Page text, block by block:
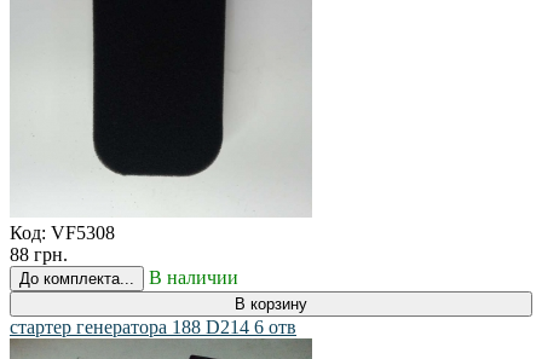
Код: VF5308
88 грн.
До комплекта... В наличии
В корзину
стартер генератора 188 D214 6 отв